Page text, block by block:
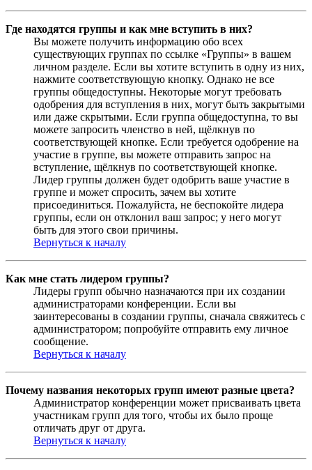
Где находятся группы и как мне вступить в них?
Вы можете получить информацию обо всех
существующих группах по ссылке «Группы» в вашем
личном разделе. Если вы хотите вступить в одну из них,
нажмите соответствующую кнопку. Однако не все
группы общедоступны. Некоторые могут требовать
одобрения для вступления в них, могут быть закрытыми
или даже скрытыми. Если группа общедоступна, то вы
можете запросить членство в ней, щёлкнув по
соответствующей кнопке. Если требуется одобрение на
участие в группе, вы можете отправить запрос на
вступление, щёлкнув по соответствующей кнопке.
Лидер группы должен будет одобрить ваше участие в
группе и может спросить, зачем вы хотите
присоединиться. Пожалуйста, не беспокойте лидера
группы, если он отклонил ваш запрос; у него могут
быть для этого свои причины.
Вернуться к началу
Как мне стать лидером группы?
Лидеры групп обычно назначаются при их создании
администраторами конференции. Если вы
заинтересованы в создании группы, сначала свяжитесь с
администратором; попробуйте отправить ему личное
сообщение.
Вернуться к началу
Почему названия некоторых групп имеют разные цвета?
Администратор конференции может присваивать цвета
участникам групп для того, чтобы их было проще
отличать друг от друга.
Вернуться к началу